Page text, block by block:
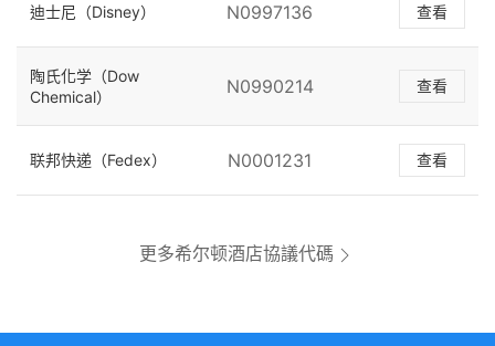
迪士尼（Disney） N0997136 查看
陶氏化学（Dow
Chemical）
N0990214 查看
联邦快递（Fedex） N0001231 查看
更多希尔顿酒店協議代碼